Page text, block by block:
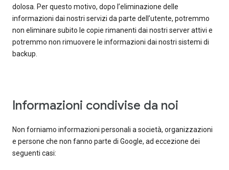
dolosa. Per questo motivo, dopo l’eliminazione delle
informazioni dai nostri servizi da parte dell’utente, potremmo
non eliminare subito le copie rimanenti dai nostri server attivi e
potremmo non rimuovere le informazioni dai nostri sistemi di
backup.
Informazioni condivise da noi
Non forniamo informazioni personali a società, organizzazioni
e persone che non fanno parte di Google, ad eccezione dei
seguenti casi: